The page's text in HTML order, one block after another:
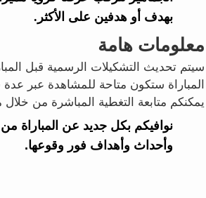
بهدف أو هدفين على الأكثر.
معلومات هامة
سيتم تحديث التشكيلات الرسمية قبل
المباراة ستكون متاحة للمشاهدة عبر عدة
يمكنكم متابعة التغطية المباشرة من خلال
نوافيكم بكل جديد عن المباراة
وأحداث وأهداف فور وقوعها.